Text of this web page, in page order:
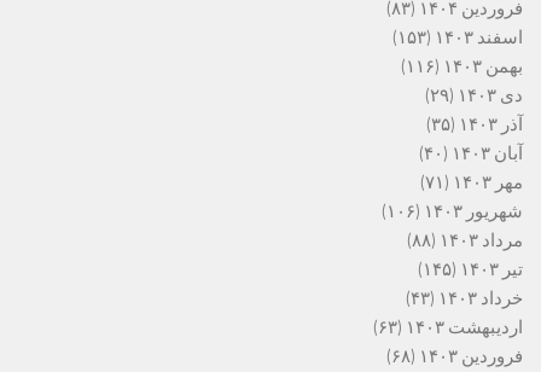
فروردین ۱۴۰۴
(۸۳)
اسفند ۱۴۰۳
(۱۵۳)
بهمن ۱۴۰۳
(۱۱۶)
دی ۱۴۰۳
(۲۹)
آذر ۱۴۰۳
(۳۵)
آبان ۱۴۰۳
(۴۰)
مهر ۱۴۰۳
(۷۱)
شهریور ۱۴۰۳
(۱۰۶)
مرداد ۱۴۰۳
(۸۸)
تیر ۱۴۰۳
(۱۴۵)
خرداد ۱۴۰۳
(۴۳)
اردیبهشت ۱۴۰۳
(۶۳)
فروردین ۱۴۰۳
(۶۸)